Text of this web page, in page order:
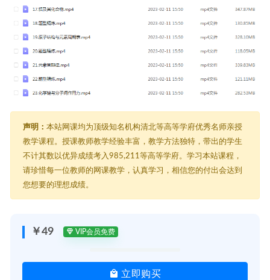
声明： 本站网课均为顶级知名机构清北等高等学府优秀名师亲授
教学课程。授课教师教学经验丰富，教学方法独特，带出的学生
不计其数以优异成绩考入985,211等高等学府。学习本站课程，
请珍惜每一位教师的网课教学，认真学习，相信您的付出会达到
您想要的理想成绩。
￥49 VIP会员免费
立即购买